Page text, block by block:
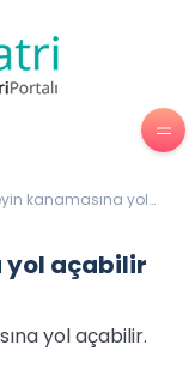
kanamasına yol
yol açabilir
yol açabilir.